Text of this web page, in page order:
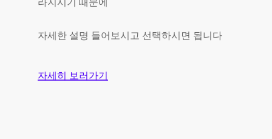
라지시기 때문에
자세한 설명 들어보시고 선택하시면 됩니다
자세히 보러가기